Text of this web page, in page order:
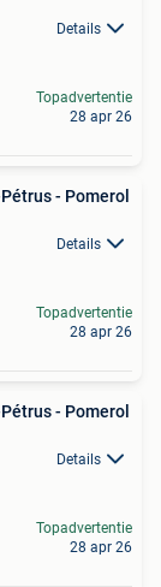
Details
Topadvertentie
28 apr 26
- Pomerol
Details
Topadvertentie
28 apr 26
- Pomerol
Details
Topadvertentie
28 apr 26